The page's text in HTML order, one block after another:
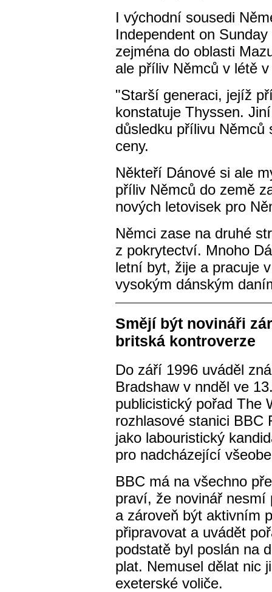
I východní sousedi
Independent on
zejména do oblasti
ale příliv Němců v létě
"Starší generaci, jejíž
konstatuje Thyssen.
důsledku přílivu
ceny.
Někteří Dánové si ale
příliv Němců do země
nových letovisek pro
Němci zase na druhé
z pokrytectví. Mnoho
letní byt, žije a pracuje
vysokým dánským
Smějí být novináři
britská kontroverze
Do září 1996 uváděl
Bradshaw v nnděl ve
publicistický pořad The
rozhlasové stanici BBC
jako labouristický
pro nadcházející
BBC má na všechno
praví, že novinář nesmí
a zároveň být aktivním
připravovat a uvádět
podstatě byl poslán na
plat. Nemusel dělat nic
exeterské voliče.